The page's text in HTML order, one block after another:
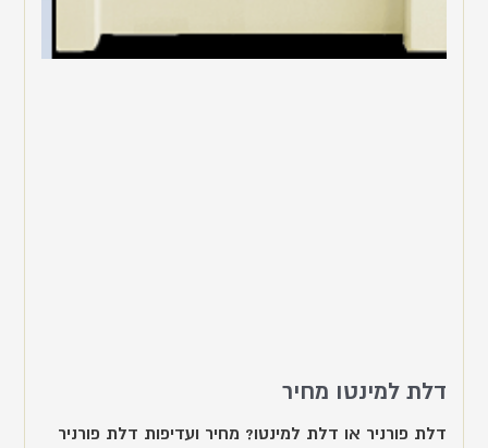
דלת למינטו מחיר
דלת פורניר או דלת למינטו? מחיר ועדיפות דלת פורניר